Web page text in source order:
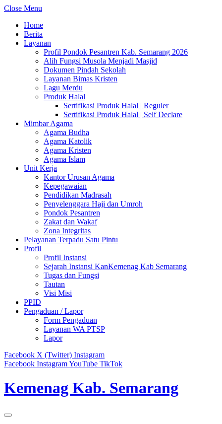
Close Menu
Home
Berita
Layanan
Profil Pondok Pesantren Kab. Semarang 2026
Alih Fungsi Musola Menjadi Masjid
Dokumen Pindah Sekolah
Layanan Bimas Kristen
Lagu Merdu
Produk Halal
Sertifikasi Produk Halal | Reguler
Sertifikasi Produk Halal | Self Declare
Mimbar Agama
Agama Budha
Agama Katolik
Agama Kristen
Agama Islam
Unit Kerja
Kantor Urusan Agama
Kepegawaian
Pendidikan Madrasah
Penyelenggara Haji dan Umroh
Pondok Pesantren
Zakat dan Wakaf
Zona Integritas
Pelayanan Terpadu Satu Pintu
Profil
Profil Instansi
Sejarah Instansi KanKemenag Kab Semarang
Tugas dan Fungsi
Tautan
Visi Misi
PPID
Pengaduan / Lapor
Form Pengaduan
Layanan WA PTSP
Lapor
Facebook X (Twitter) Instagram
Facebook InstagramYouTube TikTok
Kemenag Kab. Semarang